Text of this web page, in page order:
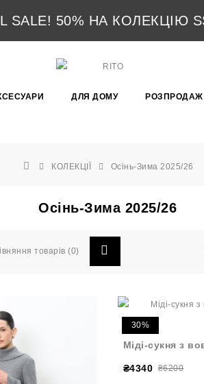
SALE! 50% НА КОЛЕКЦІЮ
ДЛЯ ДОМУ РОЗПРОДАЖ
КОЛЕКЦІЇ Осінь-Зима 2025/26
Осінь-Зима 2025/26
товарів (0)
30%
Міді-сукня з
₴4340 ₴6200